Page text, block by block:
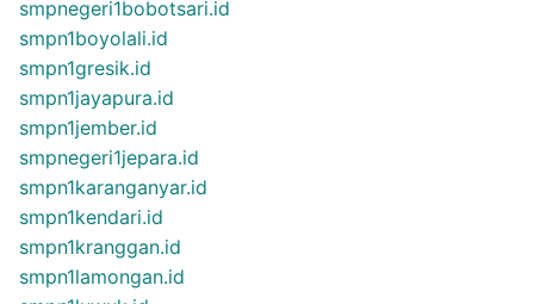
smpnegeri1bobotsari.id
smpn1boyolali.id
smpn1gresik.id
smpn1jayapura.id
smpn1jember.id
smpnegeri1jepara.id
smpn1karanganyar.id
smpn1kendari.id
smpn1kranggan.id
smpn1lamongan.id